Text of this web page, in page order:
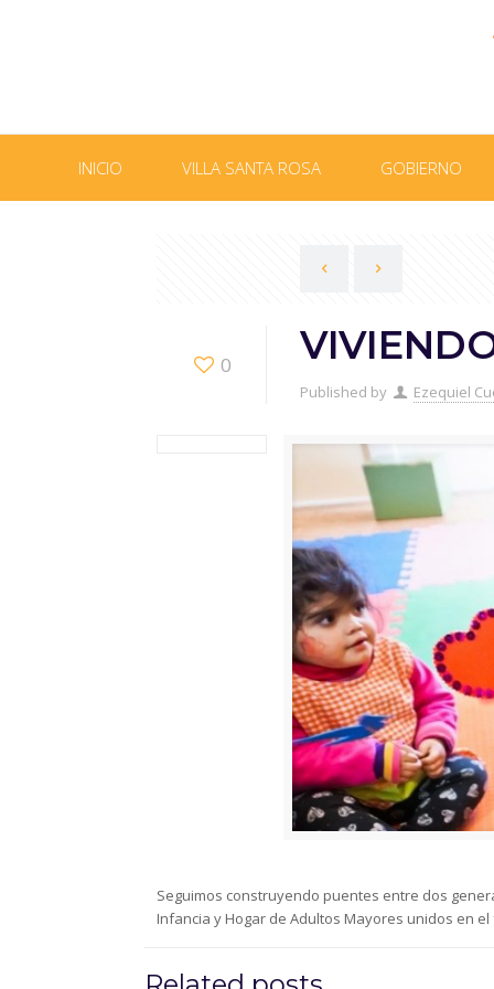
INICIO VILLA SANTA ROSA GOBIERNO
0
Published by Ezequiel
Seguimos construyendo puentes entre dos
Infancia y Hogar de Adultos Mayores unidos en el